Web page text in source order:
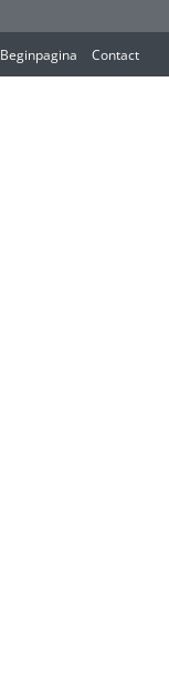
Beginpagina Contact